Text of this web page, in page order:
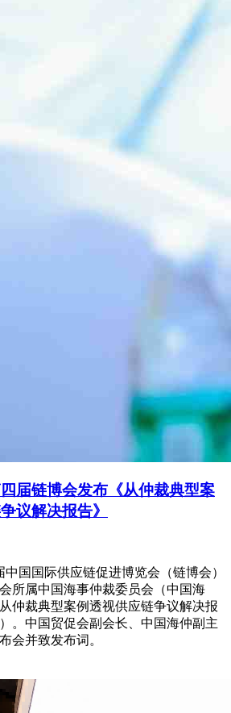
届链博会发布《从仲裁典型案
议解决报告》
中国国际供应链促进博览会（链博会）
所属中国海事仲裁委员会（中国海
仲裁典型案例透视供应链争议解决报
。中国贸促会副会长、中国海仲副主
会并致发布词。